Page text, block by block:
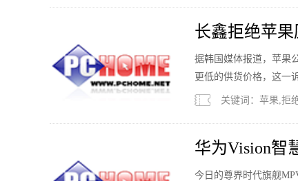
长鑫拒绝苹
据韩国媒体报道，苹果
更低的供货价格，这一
关键词：苹果,拒
华为Vision智
3599元起
今日的尊界时代旗舰